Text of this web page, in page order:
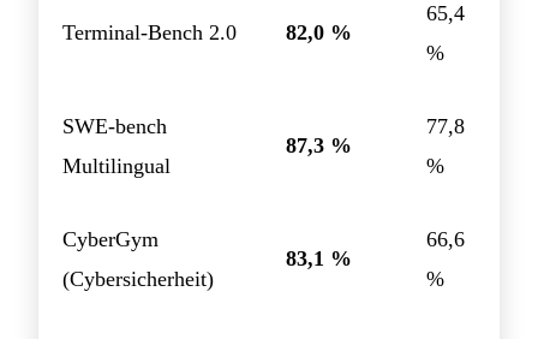
Terminal-Bench 2.0 82,0 %
65,4
%
SWE-bench
Multilingual
87,3 %
77,8
%
CyberGym
(Cybersicherheit)
83,1 %
66,6
%